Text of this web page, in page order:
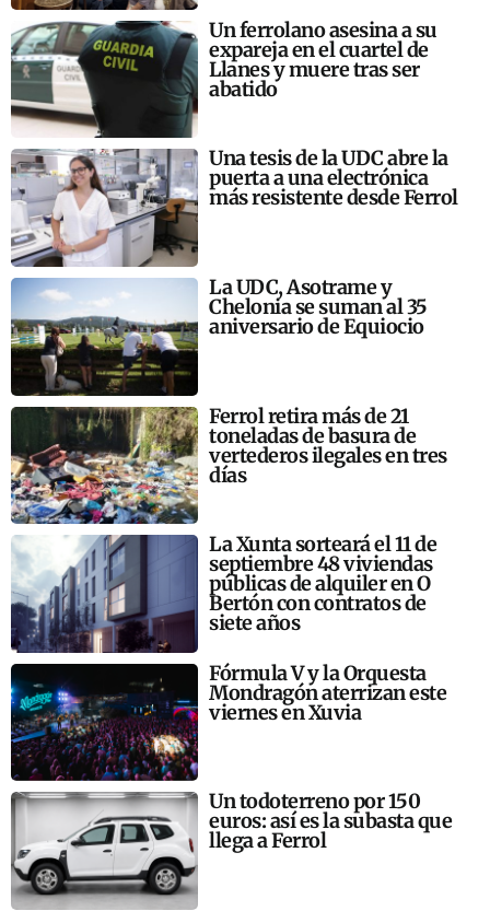
Un ferrolano asesina a su
expareja en el cuartel de
Llanes y muere tras ser
abatido
Una tesis de la UDC abre la
puerta a una electrónica
más resistente desde Ferrol
La UDC, Asotrame y
Chelonia se suman al 35
aniversario de Equiocio
Ferrol retira más de 21
toneladas de basura de
vertederos ilegales en tres
días
La Xunta sorteará el 11 de
septiembre 48 viviendas
públicas de alquiler en O
Bertón con contratos de
siete años
Fórmula V y la Orquesta
Mondragón aterrizan este
viernes en Xuvia
Un todoterreno por 150
euros: así es la subasta que
llega a Ferrol